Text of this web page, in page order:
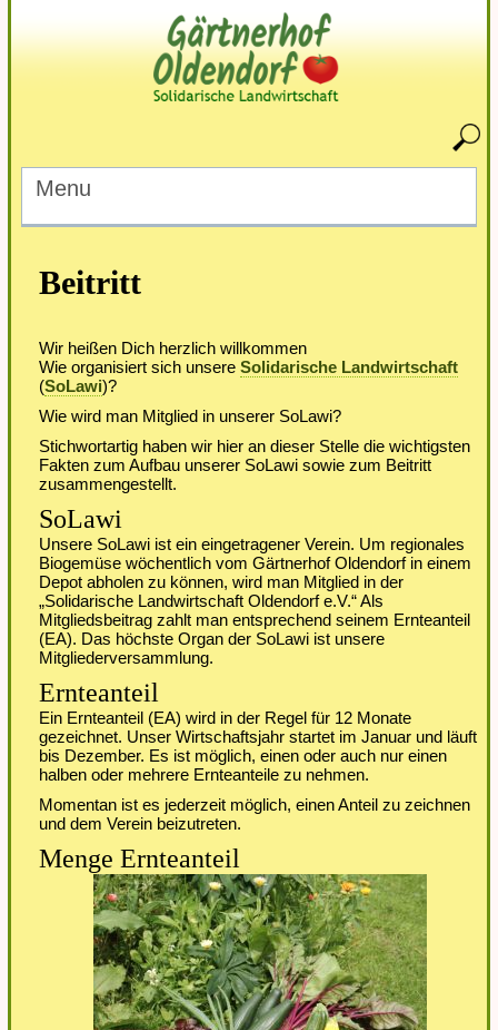
Menu
Beitritt
Wir heißen Dich herzlich willkommen
Wie organisiert sich unsere Solidarische Landwirtschaft
(SoLawi)?
Wie wird man Mitglied in unserer SoLawi?
Stichwortartig haben wir hier an dieser Stelle die wichtigsten
Fakten zum Aufbau unserer SoLawi sowie zum Beitritt
zusammengestellt.
SoLawi
Unsere SoLawi ist ein eingetragener Verein. Um regionales
Biogemüse wöchentlich vom Gärtnerhof Oldendorf in einem
Depot abholen zu können, wird man Mitglied in der
„Solidarische Landwirtschaft Oldendorf e.V.“ Als
Mitgliedsbeitrag zahlt man entsprechend seinem Ernteanteil
(EA). Das höchste Organ der SoLawi ist unsere
Mitgliederversammlung.
Ernteanteil
Ein Ernteanteil (EA) wird in der Regel für 12 Monate
gezeichnet. Unser Wirtschaftsjahr startet im Januar und läuft
bis Dezember. Es ist möglich, einen oder auch nur einen
halben oder mehrere Ernteanteile zu nehmen.
Momentan ist es jederzeit möglich, einen Anteil zu zeichnen
und dem Verein beizutreten.
Menge Ernteanteil